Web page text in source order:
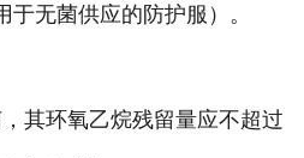
无菌供应的防护服）。
其环氧乙烷残留量应不超过